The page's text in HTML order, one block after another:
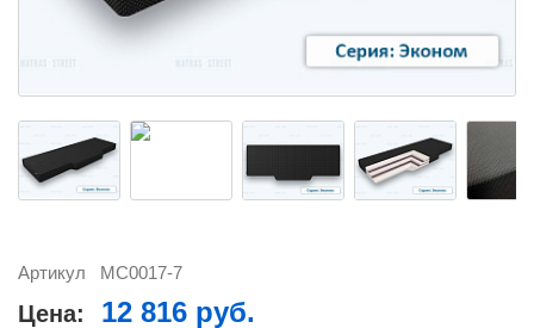
Артикул MC0017-7
Цена: 12 816 руб.